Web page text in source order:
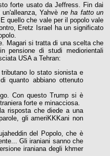
forte usato da Jeffress. Fin dai
Yahvè ne ha fatto un
quello che vale per il popolo vale
Eretz Israel ha un significato
Magari si tratta di una scelta che
pensione di studi mediorientali
USA a Tehran:
lo stato sionista e
quanto abbiano ottenuto
Con questo Trump si è
forte e minacciosa.
risposta che diede a una
gli ameriKKKani non
del Popolo, che è
Gli iraniani sanno che
iraniana degli khmer